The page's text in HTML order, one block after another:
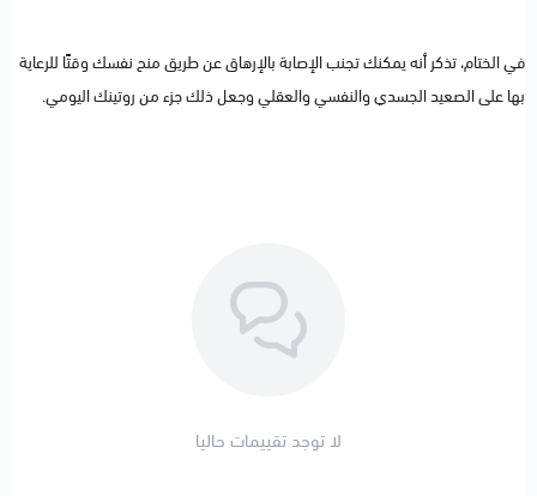
في الختام، تذكر أنه يمكنك تجنب الإصابة بالإرهاق عن طريق منح نفسك وقتًا للرعاية
بها على الصعيد الجسدي والنفسي والعقلي وجعل ذلك جزء من روتينك اليومي.
لا توجد تقييمات حاليا